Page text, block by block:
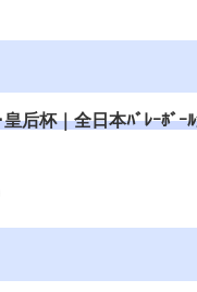
后杯｜全日本ﾊﾞﾚｰﾎﾞｰ